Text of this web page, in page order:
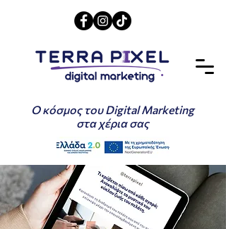
Ο κόσμος του Digital Marketing
στα χέρια σας